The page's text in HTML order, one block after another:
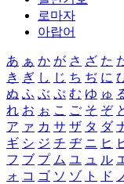
로마자
아랍어
あ ぁ か が さ ざ た
き ぎ し じ ち ぢ に
ぬ ふ ぶ ぷ む ゆ ゅ
れ お ぉ こ ご そ ぞ
ア ァ カ サ ザ タ ダ
ギ シ ジ チ ヂ ニ ヒ
フ ブ プ ム ユ ュ ル
ォ コ ゴ ソ ゾ ト ド